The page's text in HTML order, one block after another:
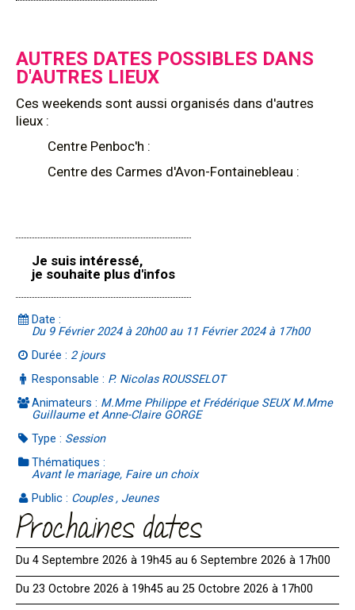
AUTRES DATES POSSIBLES DANS
D'AUTRES LIEUX
Ces weekends sont aussi organisés dans d'autres
lieux :
Centre Penboc'h :
Centre des Carmes d'Avon-Fontainebleau :
Je suis intéressé,
je souhaite plus d'infos
Date :
Du 9 Février 2024 à 20h00 au 11 Février 2024 à 17h00
Durée : 2 jours
Responsable : P. Nicolas ROUSSELOT
Animateurs : M.Mme Philippe et Frédérique SEUX M.Mme
Guillaume et Anne-Claire GORGE
Type : Session
Thématiques :
Avant le mariage, Faire un choix
Public : Couples , Jeunes
Prochaines dates
Du 4 Septembre 2026 à 19h45 au 6 Septembre 2026 à 17h00
Du 23 Octobre 2026 à 19h45 au 25 Octobre 2026 à 17h00